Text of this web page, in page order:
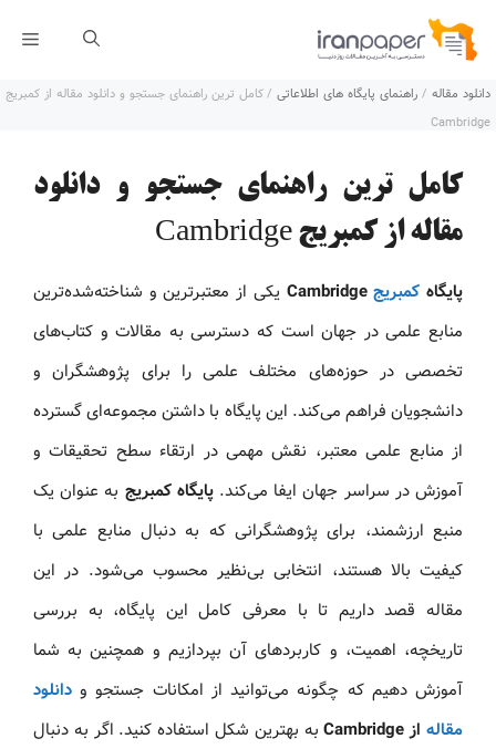
پرش
محتوا
دانلود مقاله/ راهنمای پایگاه های اطلاعاتی/کامل ترین راهنمای جستجو و دانلود مقاله از کمبریج
Cambridge
کامل ترین راهنمای جستجو و دانلود
مقاله از کمبریج Cambridge
پایگاه کمبریجCambridge
یکی از معتبرترین و شناخته‌شده‌ترین
منابع علمی در جهان است که دسترسی به مقالات و کتاب‌های
تخصصی در حوزه‌های مختلف علمی را برای پژوهشگران و
دانشجویان فراهم می‌کند. این پایگاه با داشتن مجموعه‌ای گسترده
از منابع علمی معتبر، نقش مهمی در ارتقاء سطح تحقیقات و
آموزش در سراسر جهان ایفا می‌کند.پایگاه کمبریج به عنوان یک
منبع ارزشمند، برای پژوهشگرانی که به دنبال منابع علمی با
کیفیت بالا هستند، انتخابی بی‌نظیر محسوب می‌شود. در این
مقاله قصد داریم تا با معرفی کامل این پایگاه، به بررسی
تاریخچه، اهمیت، و کاربردهای آن بپردازیم و همچنین به شما
آموزش دهیم که چگونه می‌توانید از امکانات جستجو و دانلود
مقالهاز Cambridge
به بهترین شکل استفاده کنید. اگر به دنبال